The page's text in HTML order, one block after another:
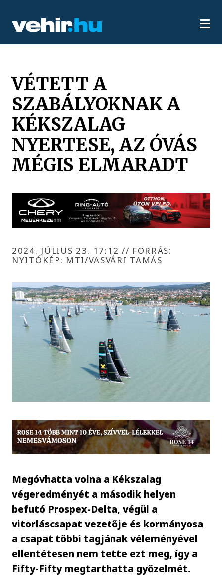
VÉTETT A
SZABÁLYOKNAK A
KÉKSZALAG
NYERTESE, AZ ÓVÁS
MÉGIS ELMARADT
2024. JÚLIUS 23. 17:12 // FORRÁS:
NYITÓKÉP: MTI/VASVÁRI TAMÁS
Megóvhatta volna a Kékszalag
végeredményét a második helyen
befutó Prospex-Delta, végül a
vitorláscsapat vezetője és kormányosa
a csapat többi tagjának véleményével
ellentétesen nem tette ezt meg, így a
Fifty-Fifty megtarthatta győzelmét.